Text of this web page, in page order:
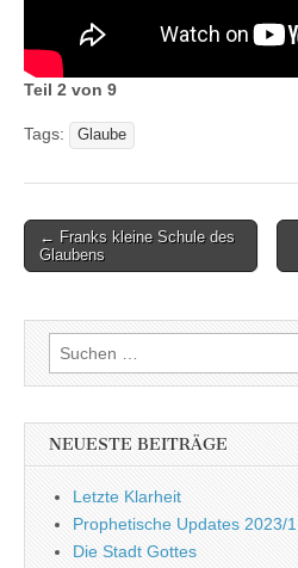
Teil 2 von 9
Tags: Glaube
Post
navigation
← Franks kleine Schule des
Glaubens
Suchen
nach:
NEUESTE BEITRÄGE
Letzte Klarheit
Prophetische Updates 2023/1
Die Stadt Gottes